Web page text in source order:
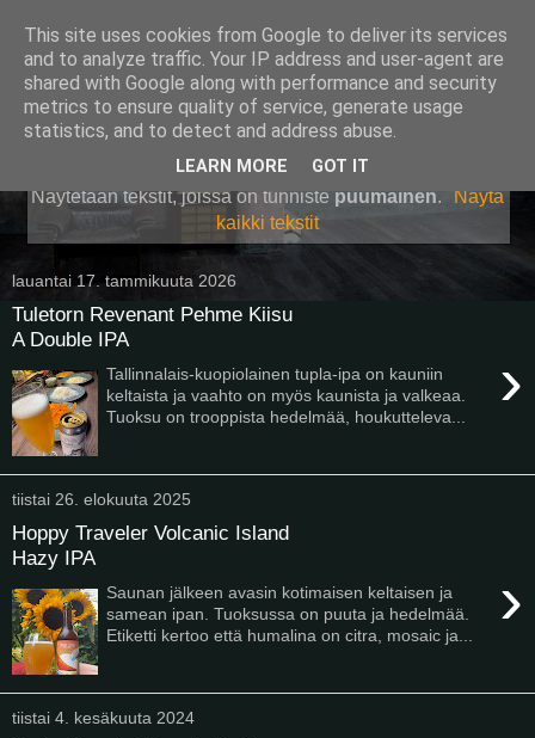
Pullollinen
Näytetään tekstit, joissa on tunniste puumainen.
Näytä
kaikki tekstit
lauantai 17. tammikuuta 2026
Tuletorn Revenant Pehme Kiisu
A Double IPA
›
Tallinnalais-kuopiolainen tupla-ipa on kauniin
keltaista ja vaahto on myös kaunista ja valkeaa.
Tuoksu on trooppista hedelmää, houkutteleva...
tiistai 26. elokuuta 2025
Hoppy Traveler Volcanic Island
Hazy IPA
›
Saunan jälkeen avasin kotimaisen keltaisen ja
samean ipan. Tuoksussa on puuta ja hedelmää.
Etiketti kertoo että humalina on citra, mosaic ja...
tiistai 4. kesäkuuta 2024
This site uses cookies from Google to deliver its services
and to analyze traffic. Your IP address and user-agent are
shared with Google along with performance and security
metrics to ensure quality of service, generate usage
statistics, and to detect and address abuse.
LEARN MORE GOT IT